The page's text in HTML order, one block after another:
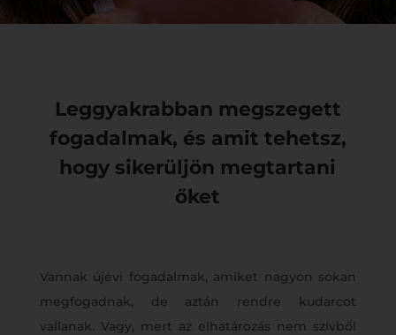
Leggyakrabban megszegett
fogadalmak, és amit tehetsz,
hogy sikerüljön megtartani
őket
Vannak újévi fogadalmak, amiket nagyon sokan
megfogadnak, de aztán rendre kudarcot
vallanak. Vagy, mert az elhatározás nem szívből